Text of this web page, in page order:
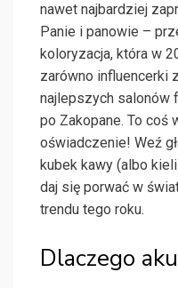
nawet najbardziej
Panie i panowie –
koloryzacja, która w
zarówno influencerki
najlepszych salonów
po Zakopane. To coś
oświadczenie! Weź
kubek kawy (albo
daj się porwać w
trendu tego roku.
Dlaczego